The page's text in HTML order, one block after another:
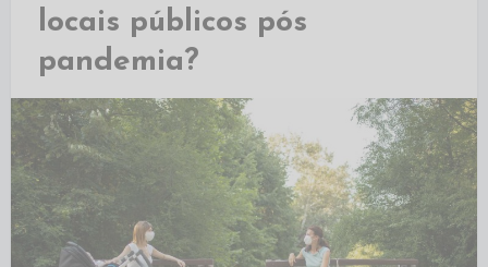
locais públicos pós
pandemia?